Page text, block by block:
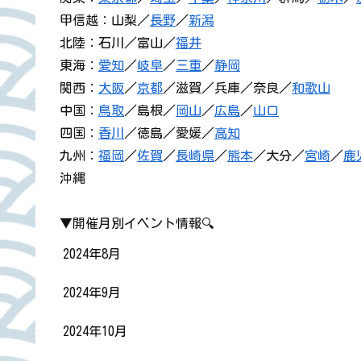
甲信越：山梨／長野／新潟
北陸：石川／富山／福井
東海： 愛知／岐阜／三重／静岡
関西： 大阪／京都／滋賀／兵庫／奈良／和歌山
中国： 鳥取／島根／ 岡山 ／広島／山口
四国： 香川 ／徳島／愛媛／高知
九州： 福岡 ／佐賀 ／長崎県／熊本／大分／宮崎 ／鹿
沖縄
▼開催月別イベント情報🔍
2024年8月
2024年9月
2024年10月